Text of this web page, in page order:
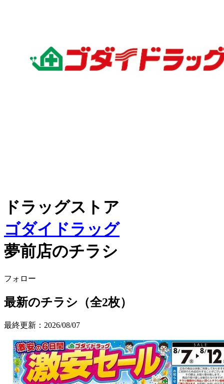
ドラッグストア
ゴダイドラッグ
夢前店のチラシ
フォロー
最新のチラシ（全2枚）
最終更新：2026/08/07